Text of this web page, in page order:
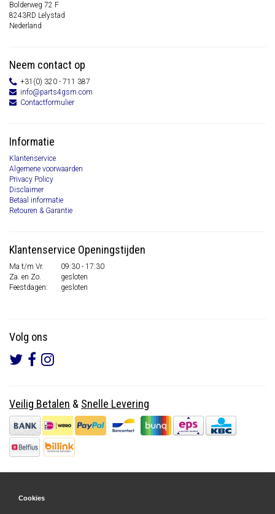
Bolderweg 72 F
8243RD Lelystad
Nederland
Neem contact op
+31(0) 320 - 711 387
info@parts4gsm.com
Contactformulier
Informatie
Klantenservice
Algemene voorwaarden
Privacy Policy
Disclaimer
Betaal informatie
Retouren & Garantie
Klantenservice Openingstijden
Ma t/m Vr.
09:30 - 17:30
Za. en Zo.
gesloten
Feestdagen:
gesloten
Volg ons
Veilig Betalen & Snelle Levering
Cookies